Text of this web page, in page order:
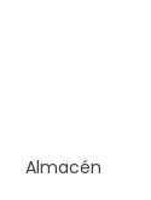
Almacén